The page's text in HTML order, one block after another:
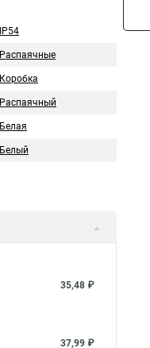
IP54
Распаячные
Коробка
Распаячный
Белая
Белый
35,48 ₽
37,99 ₽